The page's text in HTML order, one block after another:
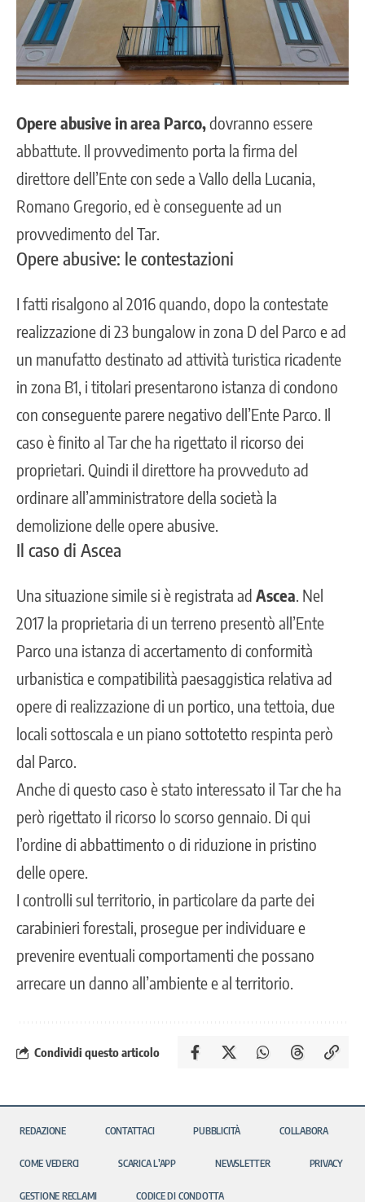
Opere abusive in area Parco,dovranno essere
abbattute. Il provvedimento porta la firma del
direttore dell’Ente con sede a Vallo della Lucania,
Romano Gregorio, ed è conseguente ad un
provvedimento del Tar.
Opere abusive: le contestazioni
I fatti risalgono al 2016 quando, dopo la contestate
realizzazione di 23 bungalow in zona D del Parco e ad
un manufatto destinato ad attività turistica ricadente
in zona B1, i titolari presentarono istanza di condono
con conseguente parere negativo dell’Ente Parco. Il
caso è finito al Tar che ha rigettato il ricorso dei
proprietari. Quindi il direttore ha provveduto ad
ordinare all’amministratore della società la
demolizione delle opere abusive.
Il caso di Ascea
Una situazione simile si è registrata ad Ascea. Nel
2017 la proprietaria di un terreno presentò all’Ente
Parco una istanza di accertamento di conformità
urbanistica e compatibilità paesaggistica relativa ad
opere di realizzazione di un portico, una tettoia, due
locali sottoscala e un piano sottotetto respinta però
dal Parco.
Anche di questo caso è stato interessato il Tar che ha
però rigettato il ricorso lo scorso gennaio. Di qui
l’ordine di abbattimento o di riduzione in pristino
delle opere.
I controlli sul territorio, in particolare da parte dei
carabinieri forestali, prosegue per individuare e
prevenire eventuali comportamenti che possano
arrecare un danno all’ambiente e al territorio.
Condividi questo articolo
REDAZIONE CONTATTACI PUBBLICITÀ COLLABORA
COME VEDERCI SCARICA L’APP NEWSLETTER PRIVACY
GESTIONE RECLAMI CODICE DI CONDOTTA